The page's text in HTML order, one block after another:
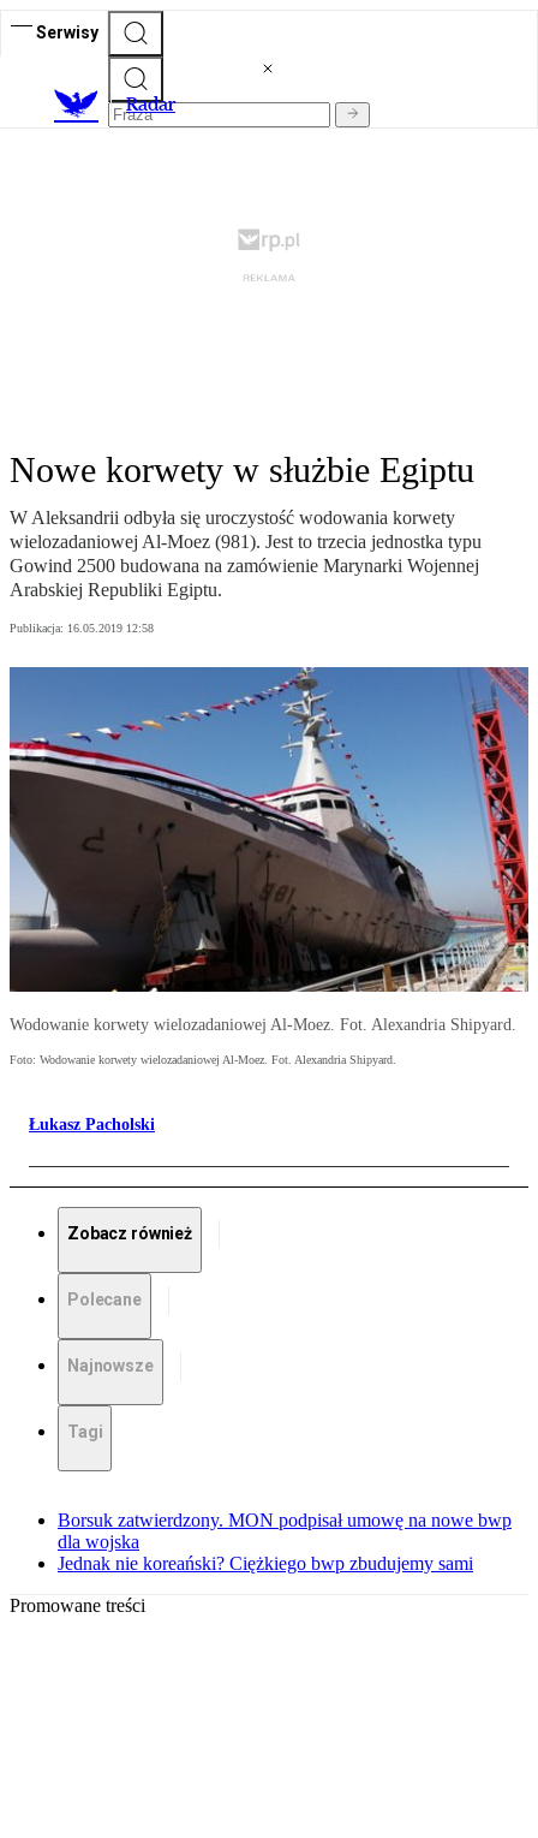
Serwisy
Radar
Nowe korwety w służbie Egiptu
W Aleksandrii odbyła się uroczystość wodowania korwety
wielozadaniowej Al-Moez (981). Jest to trzecia jednostka typu
Gowind 2500 budowana na zamówienie Marynarki Wojennej
Arabskiej Republiki Egiptu.
Publikacja: 16.05.2019 12:58
Wodowanie korwety wielozadaniowej Al-Moez. Fot. Alexandria Shipyard.
Foto: Wodowanie korwety wielozadaniowej Al-Moez. Fot. Alexandria Shipyard.
Łukasz Pacholski
Zobacz również
Polecane
Najnowsze
Tagi
Borsuk zatwierdzony. MON podpisał umowę na nowe bwp
dla wojska
Jednak nie koreański? Ciężkiego bwp zbudujemy sami
Promowane treści